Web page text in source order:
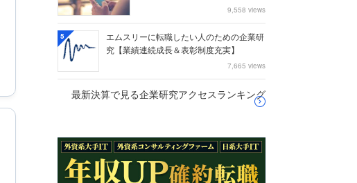
9,558 views
5
エムスリーに転職したい人のための企業研
究【業績連続成長＆表彰制度充実】
7,665 views
最新決算で見る企業研究アクセスランキング